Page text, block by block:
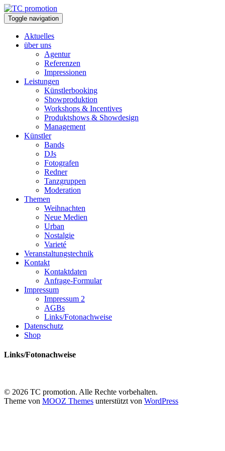
Toggle navigation
Aktuelles
über uns
Agentur
Referenzen
Impressionen
Leistungen
Künstlerbooking
Showproduktion
Workshops & Incentives
Produktshows & Showdesign
Management
Künstler
Bands
DJs
Fotografen
Redner
Tanzgruppen
Moderation
Themen
Weihnachten
Neue Medien
Urban
Nostalgie
Varieté
Veranstaltungstechnik
Kontakt
Kontaktdaten
Anfrage-Formular
Impressum
Impressum 2
AGBs
Links/Fotonachweise
Datenschutz
Shop
Links/Fotonachweise
© 2026 TC promotion. Alle Rechte vorbehalten.
Theme von MOOZ Themes unterstützt von WordPress